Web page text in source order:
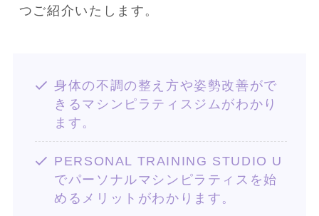
つご紹介いたします。
身体の不調の整え方や姿勢改善がで
きるマシンピラティスジムがわかり
ます。
PERSONAL TRAINING STUDIO U
でパーソナルマシンピラティスを始
めるメリットがわかります。